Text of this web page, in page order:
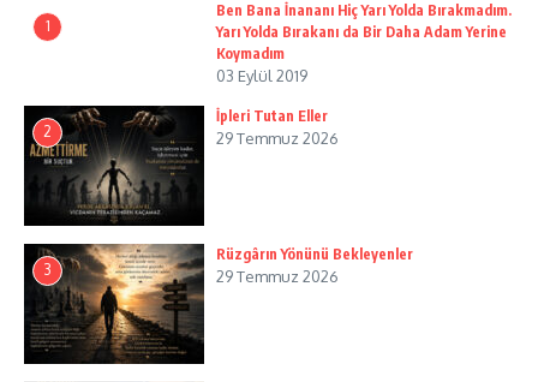
1
Ben Bana İnananı Hiç Yarı Yolda Bırakmadım.
Yarı Yolda Bırakanı da Bir Daha Adam Yerine
Koymadım
03 Eylül 2019
2
İpleri Tutan Eller
29 Temmuz 2026
3
Rüzgârın Yönünü Bekleyenler
29 Temmuz 2026